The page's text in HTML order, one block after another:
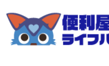
容